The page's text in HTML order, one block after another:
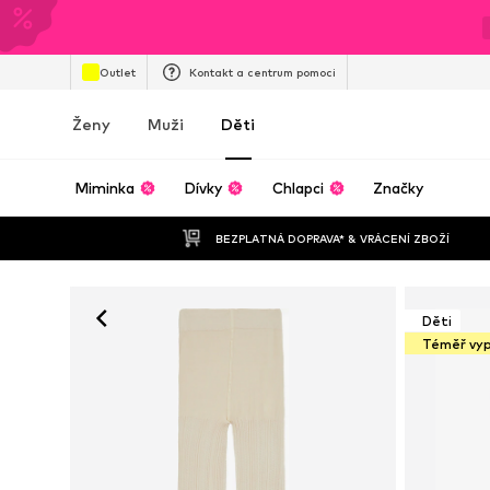
Outlet Kontakt a centrum pomoci
Ženy Muži Děti
Miminka Dívky Chlapci Značky
BEZPLATNÁ DOPRAVA* & VRÁCENÍ ZBOŽÍ
Děti
Téměř